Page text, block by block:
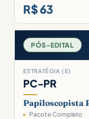
R$ 63
PÓS-EDITAL
ESTRATÉGIA (E)
PC-PR
Papiloscopista
Pacote Completo